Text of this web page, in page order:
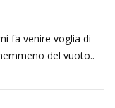
fa venire voglia di
del vuoto..